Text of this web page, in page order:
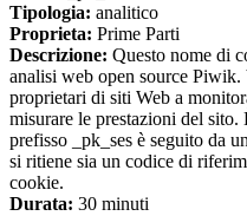
Tipologia: analitico
Proprieta: Prime Parti
Descrizione: Questo nome di
analisi web open source
proprietari di siti Web a
misurare le prestazioni del
prefisso _pk_ses è seguito da
si ritiene sia un codice di
cookie.
Durata: 30 minuti